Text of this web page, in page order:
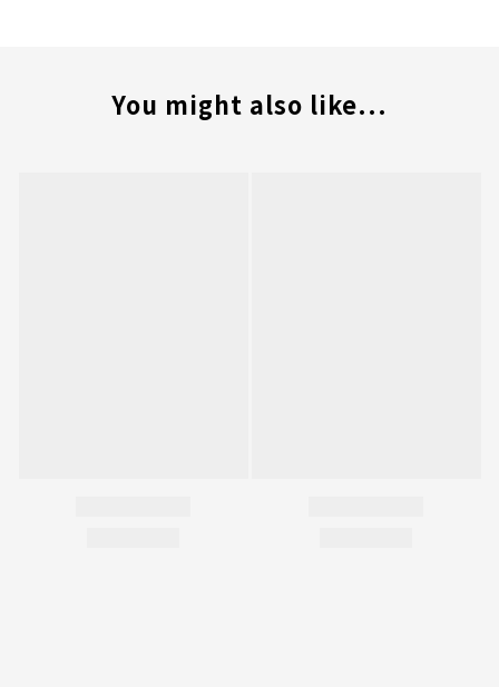
You might also like...